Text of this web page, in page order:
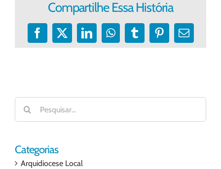
Compartilhe Essa História
Facebook
X LinkedInWhatsApp
TumblrPinterest
E-
Buscar
resultados
para:
Categorias
Arquidiocese Local